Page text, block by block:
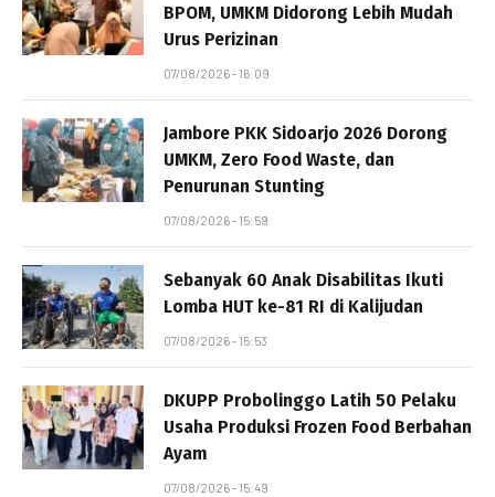
BPOM, UMKM Didorong Lebih Mudah
Urus Perizinan
07/08/2026 - 16:09
Jambore PKK Sidoarjo 2026 Dorong
UMKM, Zero Food Waste, dan
Penurunan Stunting
07/08/2026 - 15:59
Sebanyak 60 Anak Disabilitas Ikuti
Lomba HUT ke-81 RI di Kalijudan
07/08/2026 - 15:53
DKUPP Probolinggo Latih 50 Pelaku
Usaha Produksi Frozen Food Berbahan
Ayam
07/08/2026 - 15:49